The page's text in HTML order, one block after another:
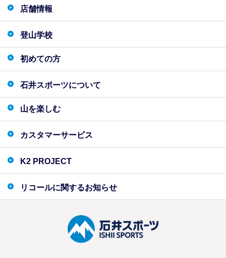
店舗情報
登山学校
初めての方
石井スポーツについて
山を楽しむ
カスタマーサービス
K2 PROJECT
リコールに関するお知らせ